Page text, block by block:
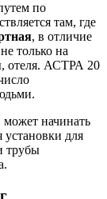
по
там, где
, в отличие
только на
отеля. АСТРА 20
может начинать
установки для
трубы